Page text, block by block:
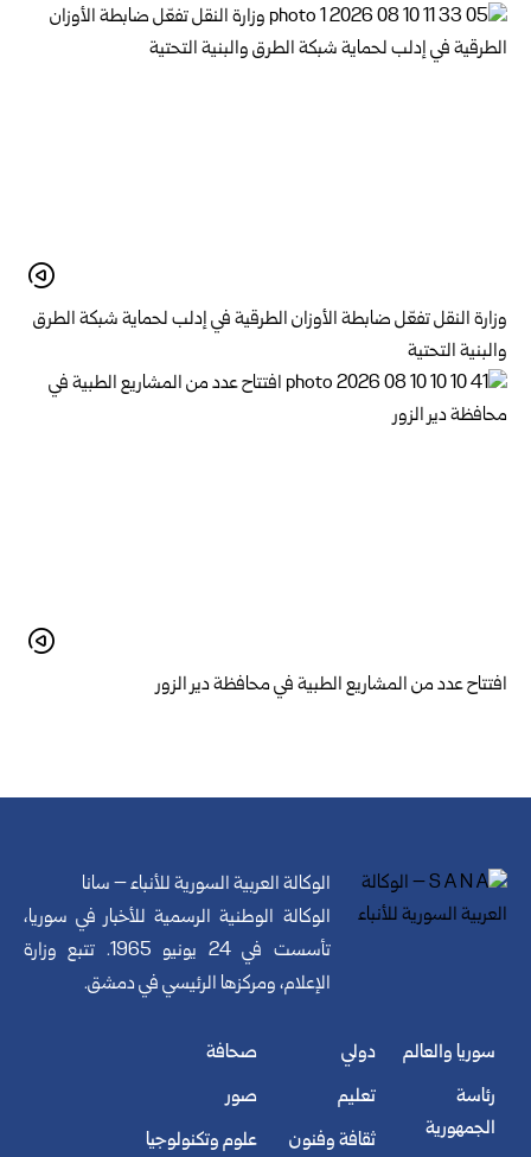
وزارة النقل تفعّل ضابطة الأوزان الطرقية في إدلب لحماية شبكة الطرق
والبنية التحتية
افتتاح عدد من المشاريع الطبية في محافظة دير الزور
الوكالة العربية السورية للأنباء – سانا
الوكالة الوطنية الرسمية للأخبار في سوريا،
تأسست في 24 يونيو 1965. تتبع وزارة
الإعلام، ومركزها الرئيسي في دمشق.
سوريا والعالم
رئاسة
الجمهورية
دولي
تعليم
ثقافة وفنون
صحافة
صور
علوم وتكنولوجيا